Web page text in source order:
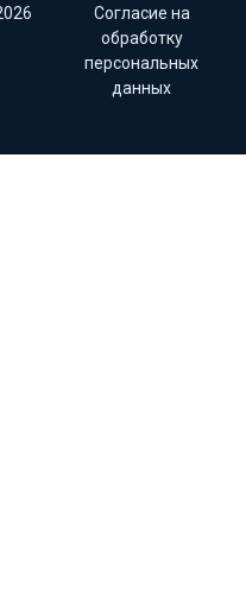
Согласие на
обработку
персональных
данных